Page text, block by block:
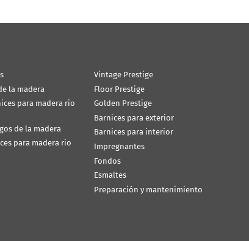
la madera
para madera rio
de la madera
para madera rio
Vintage Prestige
Floor Prestige
Golden Prestige
Barnices para exterior
Barnices para interior
Impregnantes
Fondos
Esmaltes
Preparación y mantenimiento